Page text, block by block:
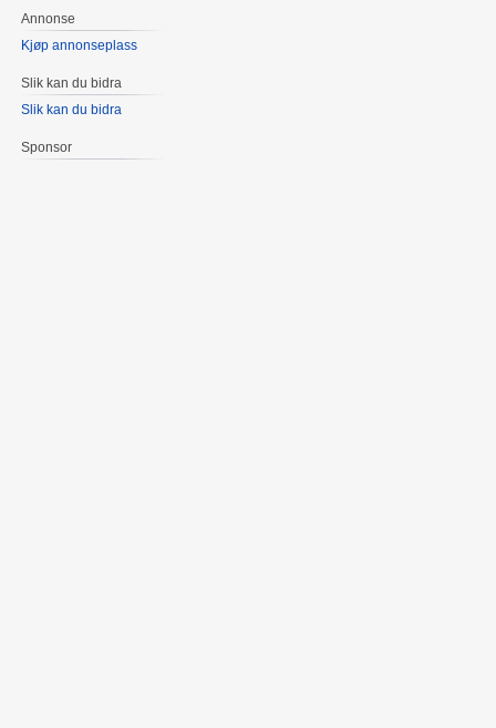
Annonse
Kjøp annonseplass
Slik kan du bidra
Slik kan du bidra
Sponsor